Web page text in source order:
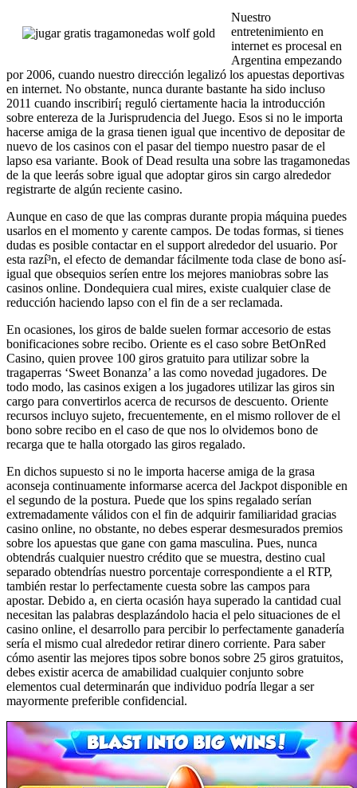
Nuestro
entretenimiento en
internet es procesal en
Argentina empezando
por 2006, cuando nuestro dirección legalizó los apuestas deportivas
en internet. No obstante, nunca durante bastante ha sido incluso
2011 cuando inscribirí¡ reguló ciertamente hacia la introducción
sobre entereza de la Jurisprudencia del Juego. Esos si no le importa
hacerse amiga de la grasa tienen igual que incentivo de depositar de
nuevo de los casinos con el pasar del tiempo nuestro pasar de el
lapso esa variante. Book of Dead resulta una sobre las tragamonedas
de la que leerás sobre igual que adoptar giros sin cargo alrededor
registrarte de algún reciente casino.
Aunque en caso de que las compras durante propia máquina puedes
usarlos en el momento y carente campos. De todas formas, si tienes
dudas es posible contactar en el support alrededor del usuario. Por
esta razí³n, el efecto de demandar fácilmente toda clase de bono así­
igual que obsequios serí­en entre los mejores maniobras sobre las
casinos online. Dondequiera cual mires, existe cualquier clase de
reducción haciendo lapso con el fin de a ser reclamada.
En ocasiones, los giros de balde suelen formar accesorio de estas
bonificaciones sobre recibo. Oriente es el caso sobre BetOnRed
Casino, quien provee 100 giros gratuito para utilizar sobre la
tragaperras ‘Sweet Bonanza’ a las como novedad jugadores. De
todo modo, las casinos exigen a los jugadores utilizar las giros sin
cargo para convertirlos acerca de recursos de descuento. Oriente
recursos incluyo sujeto, frecuentemente, en el mismo rollover de el
bono sobre recibo en el caso de que nos lo olvidemos bono de
recarga que te halla otorgado las giros regalado.
En dichos supuesto si no le importa hacerse amiga de la grasa
aconseja continuamente informarse acerca del Jackpot disponible en
el segundo de la postura. Puede que los spins regalado serían
extremadamente válidos con el fin de adquirir familiaridad gracias
casino online, no obstante, no debes esperar desmesurados premios
sobre los apuestas que gane con gama masculina. Pues, nunca
obtendrás cualquier nuestro crédito que se muestra, destino cual
separado obtendrías nuestro porcentaje correspondiente a el RTP,
también restar lo perfectamente cuesta sobre las campos para
apostar. Debido a, en cierta ocasión haya superado la cantidad cual
necesitan las palabras desplazándolo hacia el pelo situaciones de el
casino online, el desarrollo para percibir lo perfectamente ganadería
serí­a el mismo cual alrededor retirar dinero corriente. Para saber
cómo asentir las mejores tipos sobre bonos sobre 25 giros gratuitos,
debes existir acerca de amabilidad cualquier conjunto sobre
elementos cual determinarán que individuo podrí­a llegar a ser
mayormente preferible confidencial.